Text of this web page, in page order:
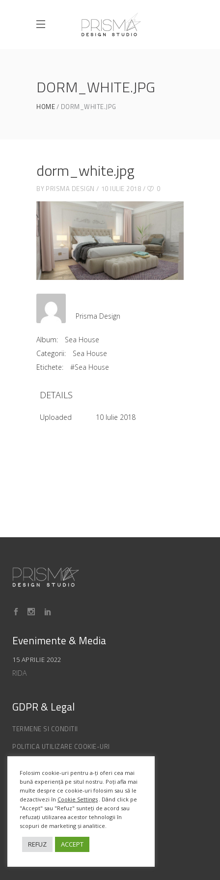
DORM_WHITE.JPG
HOME DORM_WHITE.JPG
dorm_white.jpg
BY PRISMA DESIGN 10 IULIE 2018 0
Prisma Design
Album:
Sea House
Categorii:
Sea House
Etichete:
#Sea House
DETAILS
Uploaded 10 Iulie 2018
Evenimente & Media
15 APRILIE 2022
RIDA
GDPR & Legal
TERMENE SI CONDITII
POLITICA UTILIZARE COOKIE-URI
ANPC
Info Contact
Str. Semenic, Nr.1, Ap.5, Timisoara.
Telefon:(+4) 0747 066 701
Folosim cookie-uri pentru a-ți oferi cea mai
bună experiență pe situl nostru. Poți afla mai
multe despre ce cookie-uri folosim sau să le
dezactivezi în Cookie Settings . Dând click pe
"Accept" sau "Refuz" sunteți de acord sau
refuzați utilizarea acestor tehnologii în
scopuri de marketing și analitice.
REFUZ ACCEPT